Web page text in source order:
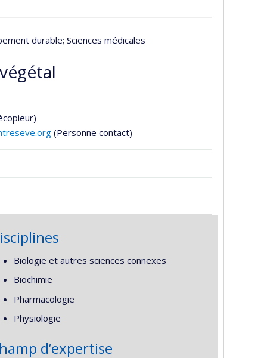
durable; Sciences médicales
(Personne contact)
Biologie et autres sciences connexes
Biochimie
Pharmacologie
Physiologie
d’expertise